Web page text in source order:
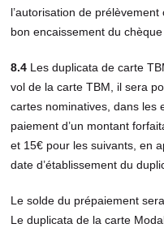
l’autorisation de
bon encaissement du
8.4 Les duplicata de carte
vol de la carte TBM, il sera
cartes nominatives, dans les
paiement d’un montant
et 15€ pour les suivants, en
date d’établissement du
Le solde du prépaiement
Le duplicata de la carte